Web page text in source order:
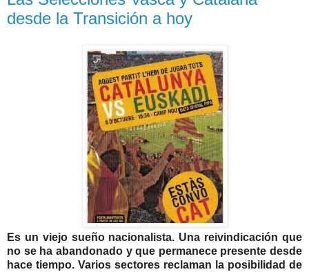
desde la Transición a hoy
Es un viejo sueño nacionalista. Una reivindicación que
no se ha abandonado y que permanece presente desde
hace tiempo. Varios sectores reclaman la posibilidad de